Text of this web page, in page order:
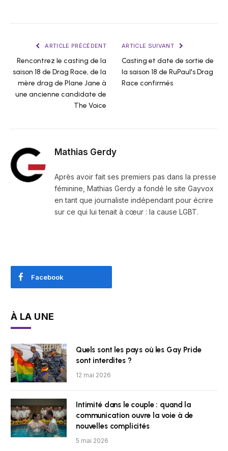
ARTICLE PRÉCÉDENT
Rencontrez le casting de la
saison 18 de Drag Race, de la
mère drag de Plane Jane à
une ancienne candidate de
The Voice
ARTICLE SUIVANT
Casting et date de sortie de
la saison 18 de RuPaul's Drag
Race confirmés
Mathias Gerdy
Après avoir fait ses premiers pas dans la presse
féminine, Mathias Gerdy a fondé le site Gayvox
en tant que journaliste indépendant pour écrire
sur ce qui lui tenait à cœur : la cause LGBT.
Facebook
À LA UNE
Quels sont les pays où les Gay Pride
sont interdites ?
12 mai 2026
Intimité dans le couple : quand la
communication ouvre la voie à de
nouvelles complicités
5 mai 2026